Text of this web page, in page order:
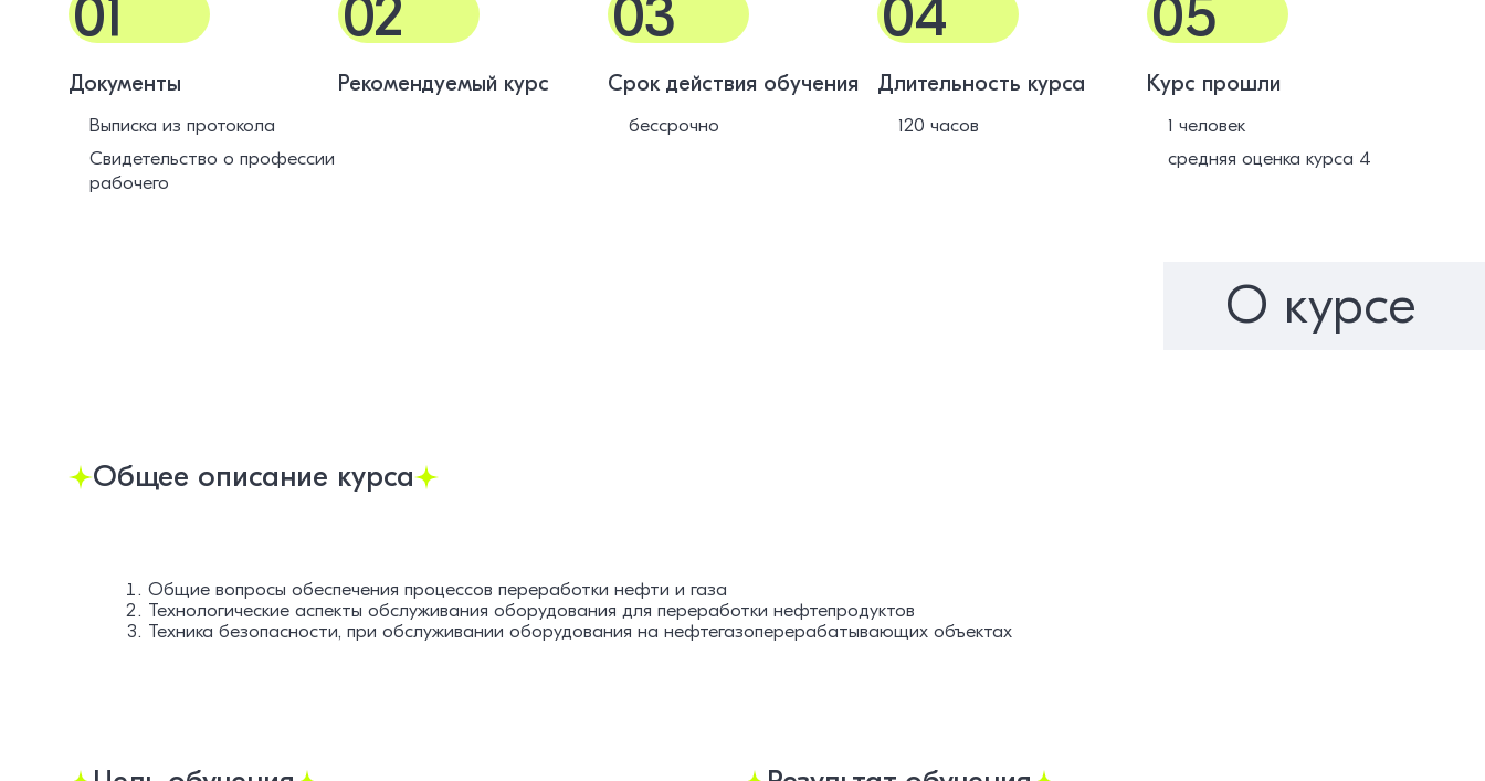
01
Документы
Выписка из протокола
Свидетельство о профессии
рабочего
02
Рекомендуемый курс
03
Срок действия обучения
бессрочно
04
Длительность курса
120 часов
05
Курс прошли
1 человек
средняя оценка курса 4
О курсе
Общее описание курса
Общие вопросы обеспечения процессов переработки нефти и газа
Технологические аспекты обслуживания оборудования для переработки нефтепродуктов
Техника безопасности, при обслуживании оборудования на нефтегазоперерабатывающих объектах